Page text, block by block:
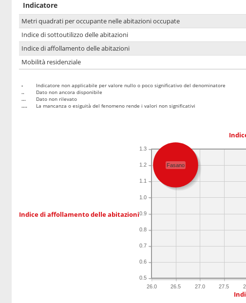
Indicatore
Metri quadrati per occupante nelle abitazioni occupate
Indice di sottoutilizzo delle abitazioni
Indice di affollamento delle abitazioni
Mobilità residenziale
-
Indicatore non applicabile per valore nullo o poco significativo del denominatore
..
Dato non ancora disponibile
...
Dato non rilevato
....
La mancanza o esiguità del fenomeno rende i valori non significativi
Indice di affollamento delle abitazioni
26.0 26.5 27.0 27.5
0.5
0.6
0.7
0.8
0.9
1.0
1.1
1.2
1.3
Fasano